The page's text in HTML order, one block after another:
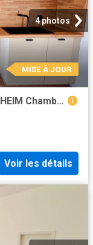
4 photos
MISE À JOUR
Magnifique 3 pièces 83.8m² à BISCHHEIM Chambre étudiante 9.3m² à STRASBOURG/NEUDORF
Voir les détails